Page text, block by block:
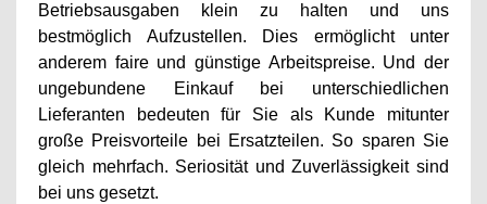
Betriebsausgaben klein zu halten und uns
bestmöglich Aufzustellen.
Dies ermöglicht unter
anderem faire und günstige Arbeitspreise. Und der
ungebundene Einkauf bei unterschiedlichen
Lieferanten
bedeutenfür Sie als Kunde mitunter
große Preisvorteile bei Ersatzteilen. So sparen Sie
gleich mehrfach. Seriosität und Zuverlässigkeit sind
bei uns gesetzt.